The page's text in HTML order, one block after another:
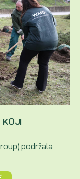
KOJI
podržala